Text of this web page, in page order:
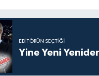
EDITÖRÜN SEÇTIĞI
Yine Yeni